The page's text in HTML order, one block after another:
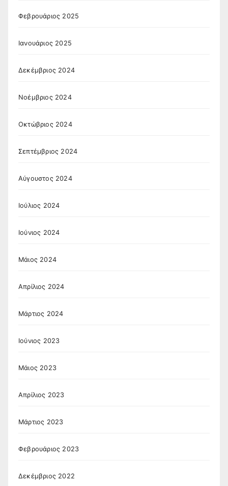
Φεβρουάριος 2025
Ιανουάριος 2025
Δεκέμβριος 2024
Νοέμβριος 2024
Οκτώβριος 2024
Σεπτέμβριος 2024
Αύγουστος 2024
Ιούλιος 2024
Ιούνιος 2024
Μάιος 2024
Απρίλιος 2024
Μάρτιος 2024
Ιούνιος 2023
Μάιος 2023
Απρίλιος 2023
Μάρτιος 2023
Φεβρουάριος 2023
Δεκέμβριος 2022